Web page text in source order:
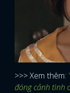
>>> Xem thêm:
đóng cảnh tình